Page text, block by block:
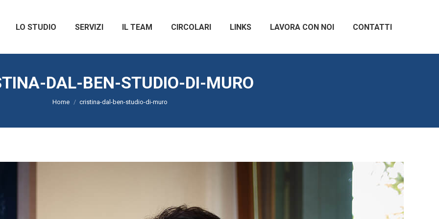
LO STUDIO SERVIZI IL TEAM CIRCOLARI LINKS LAVORA CON NOI CONTATTI
DAL-BEN-STUDIO-DI-MURO
Home cristina-dal-ben-studio-di-muro